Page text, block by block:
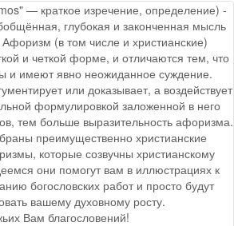
— краткое изречение, определение) -
глубокая и законченная мысль
(в том числе и христианские)
и четкой форме, и отличаются тем, что
и имеют явно неожиданное суждение.
или доказывает, а воздействует
формулировкой заложенной в него
тем больше выразительность афоризма.
преимущественно христианские
которые созвучны христианскому
они помогут вам в иллюстрациях к
богословских работ и просто будут
вашему духовному росту.
Вам благословений!